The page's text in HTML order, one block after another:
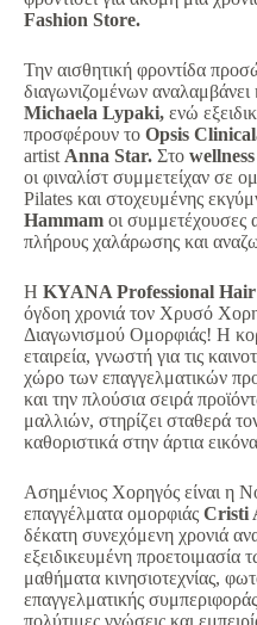
Fashion Store.
Την αισθητική φροντίδα
διαγωνιζομένων αναλαμβάνει
Michaela Lypaki, ενώ
προσφέρουν το Opsis Clinical
artist Anna Star. Στο
οι φιναλίστ συμμετείχαν σε
Pilates και στοχευμένης
Hammam οι συμμετέχουσες
πλήρους χαλάρωσης και
Η KYANA Professional
όγδοη χρονιά τον Χρυσό
Διαγωνισμού Ομορφιάς! Η
εταιρεία, γνωστή για τις
χώρο των επαγγελματικών
και την πλούσια σειρά
μαλλιών, στηρίζει σταθερά
καθοριστικά στην άρτια
Ασημένιος Χορηγός είναι η
επαγγέλματα ομορφιάς Cristi
δέκατη συνεχόμενη χρονιά
εξειδικευμένη προετοιμασία
μαθήματα κινησιοτεχνίας,
επαγγελματικής
πολύτιμες γνώσεις και